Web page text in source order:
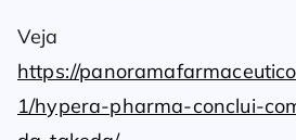
Veja
https://
1/hypera-pharma-conclui-